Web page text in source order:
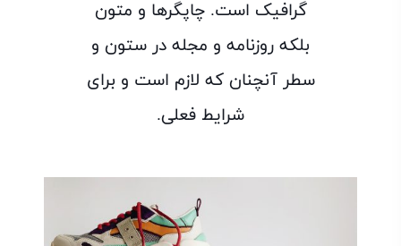
گرافیک است. چاپگرها و متون
بلکه روزنامه و مجله در ستون و
سطر آنچنان که لازم است و برای
شرایط فعلی.